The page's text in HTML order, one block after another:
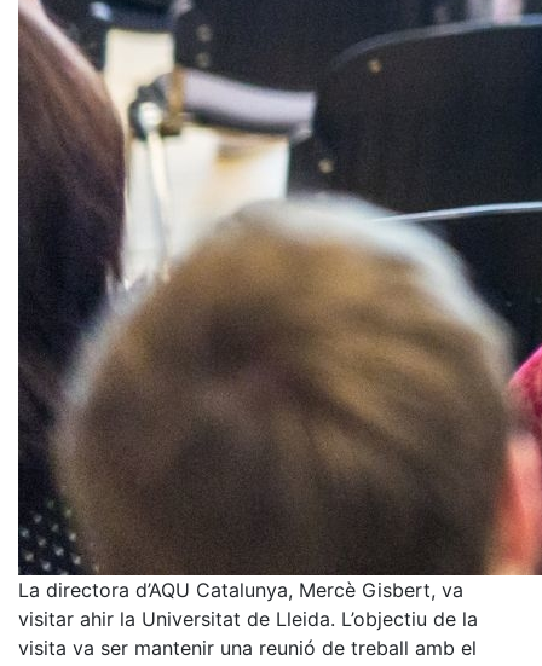
La directora d’AQU Catalunya, Mercè Gisbert, va
visitar ahir la Universitat de Lleida. L’objectiu de la
visita va ser mantenir una reunió de treball amb el